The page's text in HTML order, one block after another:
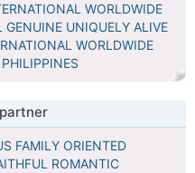
WORLDWIDE
GENUINE UNIQUELY ALIVE
WORLDWIDE
FAMILY ORIENTED
ROMANTIC